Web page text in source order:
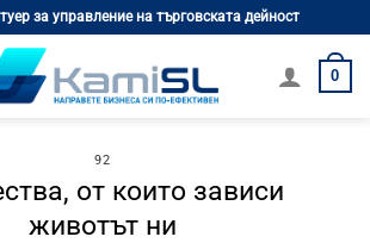
за управление на търговската дейност
0
92
от които зависи
животът ни